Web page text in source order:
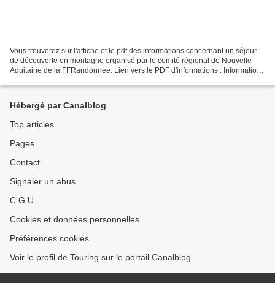
Vous trouverez sur l'affiche et le pdf des informations concernant un séjour
de découverte en montagne organisé par le comité régional de Nouvelle
Aquitaine de la FFRandonnée. Lien vers le PDF d'informations : Informations
Hébergé par Canalblog
Top articles
Pages
Contact
Signaler un abus
C.G.U.
Cookies et données personnelles
Préférences cookies
Voir le profil de Touring sur le portail Canalblog